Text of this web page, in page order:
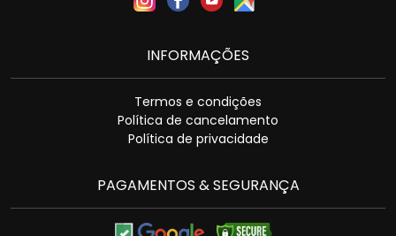
INFORMAÇÕES
Termos e condições
Política de cancelamento
Política de privacidade
PAGAMENTOS & SEGURANÇA